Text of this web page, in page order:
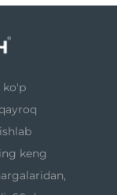
ko'p
keng